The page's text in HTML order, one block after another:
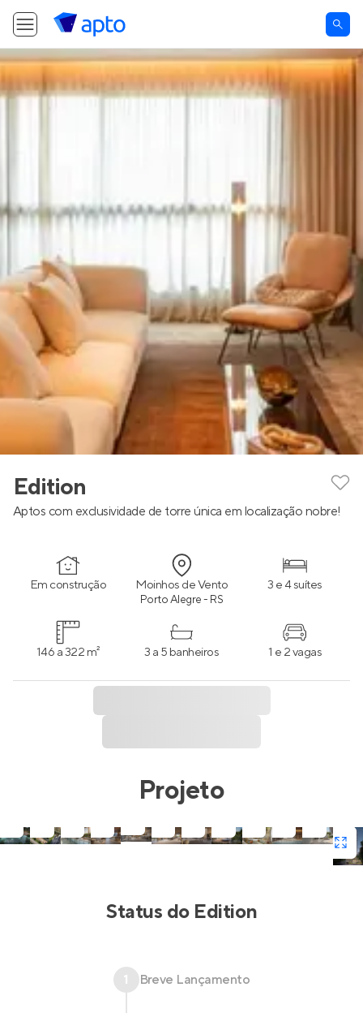
Edition
Aptos com exclusividade de torre única em localização nobre!
Em construção Moinhos de Vento
Porto Alegre - RS
3 e 4 suítes
146 a 322 m² 3 a 5 banheiros 1 e 2 vagas
Projeto
Status do Edition
1 Breve Lançamento